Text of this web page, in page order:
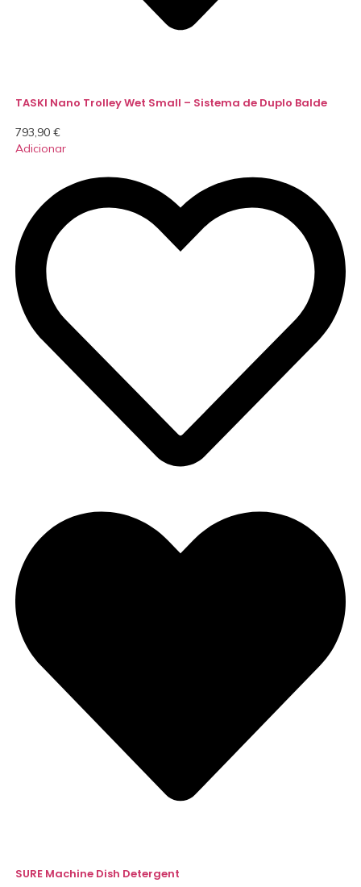
TASKI Nano Trolley Wet Small – Sistema de Duplo Balde
793,90 €
Adicionar
SURE Machine Dish Detergent